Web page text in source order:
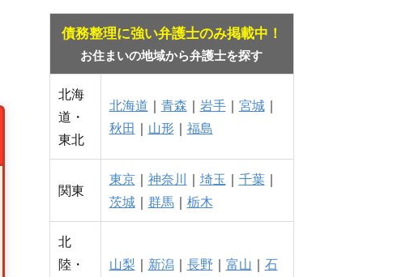
債務整理に強い弁護士のみ掲載中！
お住まいの地域から弁護士を探す
北海
道・
東北
北海道 ｜ 青森 ｜ 岩手｜ 宮城｜
秋田 ｜ 山形 ｜ 福島
関東
東京｜ 神奈川 ｜ 埼玉 ｜ 千葉｜
茨城｜ 群馬｜ 栃木
北
陸・
山梨 ｜ 新潟 ｜ 長野 ｜ 富山 ｜ 石